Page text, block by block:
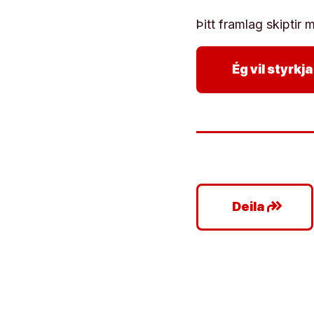
Þitt framlag skiptir
Ég vil
Deilagoogle_plus_reshare